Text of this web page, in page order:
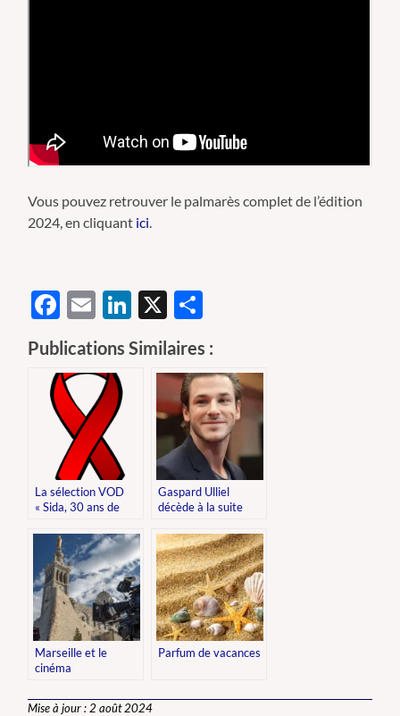
Vous pouvez retrouver le palmarès complet de l’édition
2024, en cliquant ici
Facebook
EmailLinkedIn
X
Publications Similaires :
La sélection VOD
« Sida, 30 ans de
Gaspard Ulliel
décède à la suite
Marseille et le
cinéma
Parfum de vacances
Mise à jour : 2 août 2024